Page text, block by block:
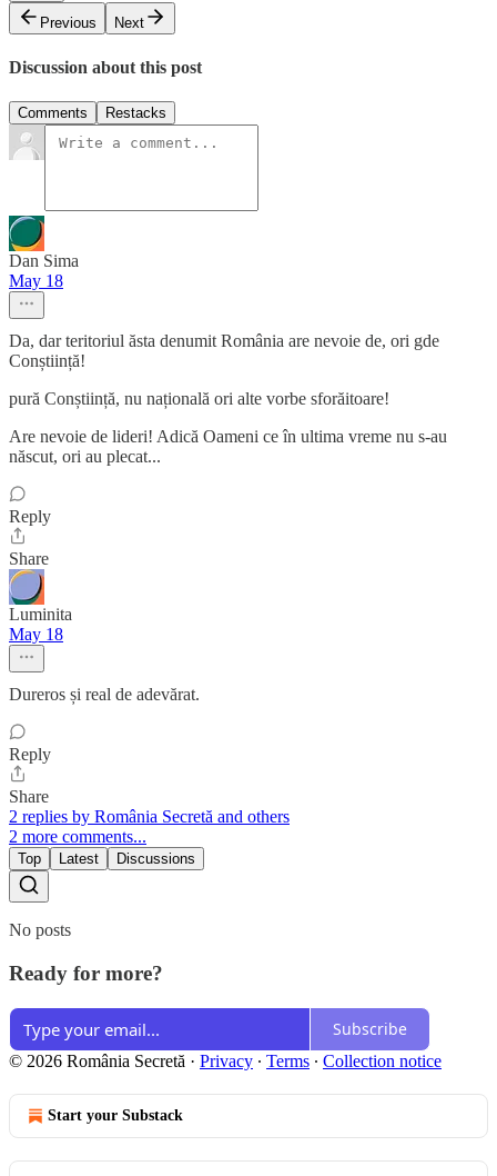
Previous
Next
Discussion about this post
Comments Restacks
Dan Sima
May 18
Da, dar teritoriul ăsta denumit România are nevoie de, ori gde
Conștiință!
pură Conștiință, nu națională ori alte vorbe sforăitoare!
Are nevoie de lideri! Adică Oameni ce în ultima vreme nu s-au
născut, ori au plecat...
Reply
Share
Luminita
May 18
Dureros și real de adevărat.
Reply
Share
2 replies by România Secretă and others
2 more comments...
Top Latest Discussions
No posts
Ready for more?
Subscribe
© 2026 România Secretă · Privacy ∙ Terms ∙ Collection notice
Start your Substack